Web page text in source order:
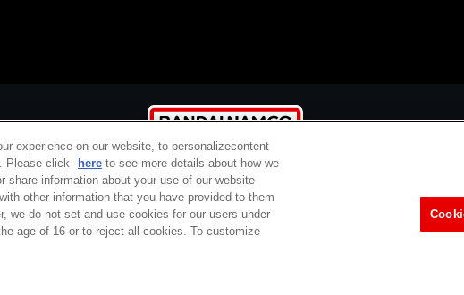
特定商取引法に基づく表示ご利用規約プライバシーポリシー
ウェブアクセシビリテ
コピーライト一覧バンダイチャンネルとはサポート / Q&A
experience on our website, to personalizecontent
Please click
here to see more details about how we
information about your use of our website
other information that you have provided to them
we do not set and use cookies for our users under
age of 16 or to reject all cookies. To customize